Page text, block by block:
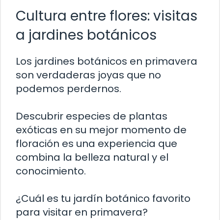
Cultura entre flores: visitas
a jardines botánicos
Los jardines botánicos en primavera
son verdaderas joyas que no
podemos perdernos.
Descubrir especies de plantas
exóticas en su mejor momento de
floración es una experiencia que
combina la belleza natural y el
conocimiento.
¿Cuál es tu jardín botánico favorito
para visitar en primavera?